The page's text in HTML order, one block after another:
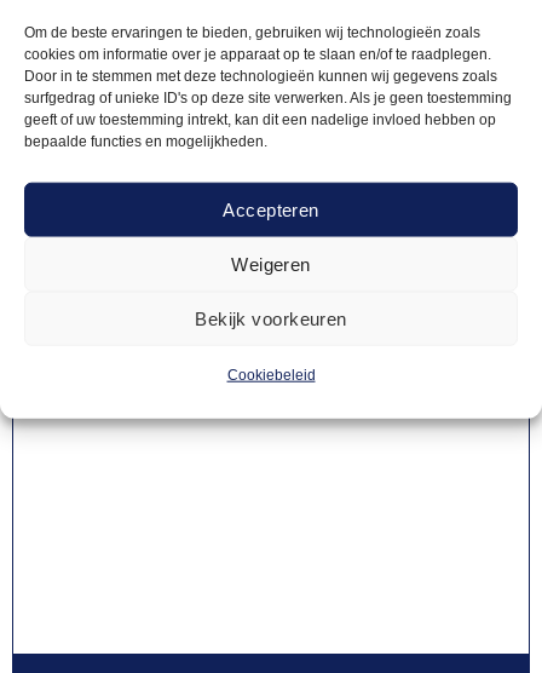
Om de beste ervaringen te bieden, gebruiken wij technologieën zoals
cookies om informatie over je apparaat op te slaan en/of te raadplegen.
Door in te stemmen met deze technologieën kunnen wij gegevens zoals
surfgedrag of unieke ID's op deze site verwerken. Als je geen toestemming
geeft of uw toestemming intrekt, kan dit een nadelige invloed hebben op
bepaalde functies en mogelijkheden.
Accepteren
Weigeren
Bekijk voorkeuren
Cookiebeleid
producten